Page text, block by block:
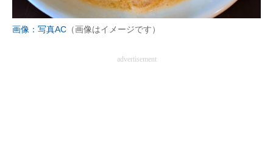
画像：写真AC （画像はイメージです）
advertisement